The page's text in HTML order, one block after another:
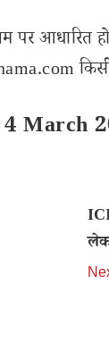
आधारित
किसी
March